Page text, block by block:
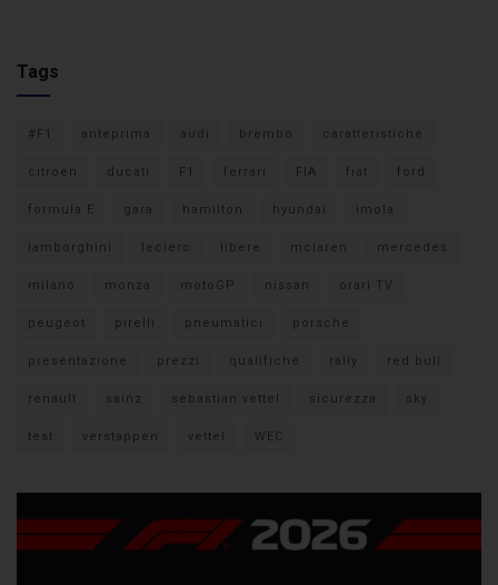
Tags
#F1 anteprima audi brembo caratteristiche
citroen ducati F1 ferrari FIA fiat ford
formula E gara hamilton hyundai imola
lamborghini leclerc libere mclaren mercedes
milano monza motoGP nissan orari TV
peugeot pirelli pneumatici porsche
presentazione prezzi qualifiche rally red bull
renault sainz sebastian vettel sicurezza sky
test verstappen vettel WEC